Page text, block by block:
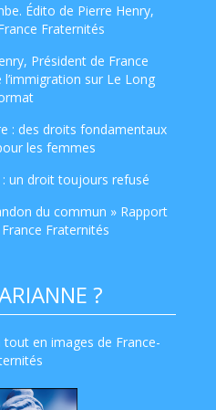
Édito de Pierre Henry,
Fraternités
Président de France
sur Le Long
: des droits fondamentaux
les femmes
un droit toujours refusé
du commun » Rapport
Fraternités
?
en images de France-